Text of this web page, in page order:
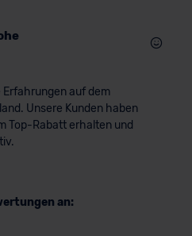
auf dem
Unsere Kunden haben
Top-Rabatt erhalten und
an: